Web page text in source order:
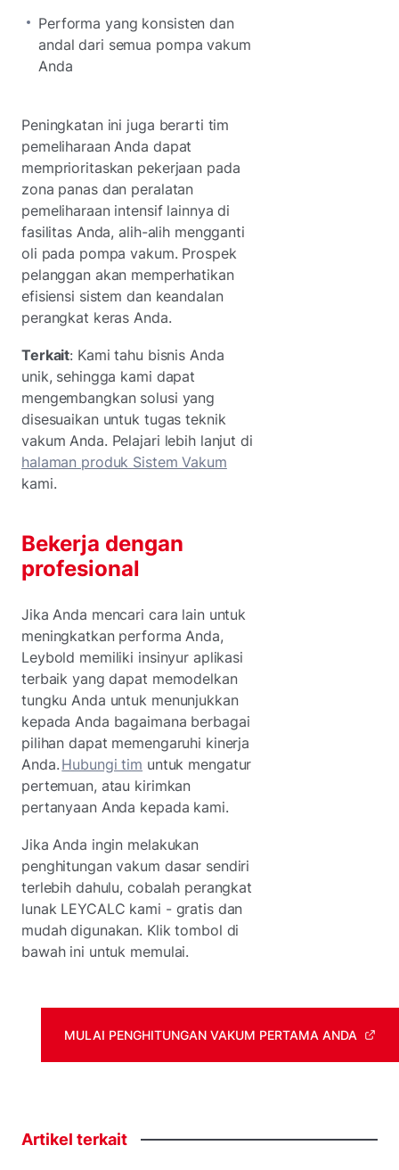
Performa yang konsisten dan
andal dari semua pompa vakum
Anda
Peningkatan ini juga berarti tim
pemeliharaan Anda dapat
memprioritaskan pekerjaan pada
zona panas dan peralatan
pemeliharaan intensif lainnya di
fasilitas Anda, alih-alih mengganti
oli pada pompa vakum. Prospek
pelanggan akan memperhatikan
efisiensi sistem dan keandalan
perangkat keras Anda.
Terkait: Kami tahu bisnis Anda
unik, sehingga kami dapat
mengembangkan solusi yang
disesuaikan untuk tugas teknik
vakum Anda. Pelajari lebih lanjut di
halaman produk Sistem Vakum
kami.
Bekerja dengan
profesional
Jika Anda mencari cara lain untuk
meningkatkan performa Anda,
Leybold memiliki insinyur aplikasi
terbaik yang dapat memodelkan
tungku Anda untuk menunjukkan
kepada Anda bagaimana berbagai
pilihan dapat memengaruhi kinerja
Anda. Hubungi tim untuk mengatur
pertemuan, atau kirimkan
pertanyaan Anda kepada kami.
Jika Anda ingin melakukan
penghitungan vakum dasar sendiri
terlebih dahulu, cobalah perangkat
lunak LEYCALC kami - gratis dan
mudah digunakan. Klik tombol di
bawah ini untuk memulai.
MULAI PENGHITUNGAN VAKUM PERTAMA ANDA
Artikel terkait